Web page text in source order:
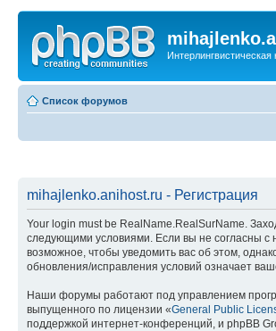
Список форумов
mihajlenko.anihost.ru - Регистрация
Your login must be RealName.RealSurName.
следующими условиями. Если вы не согласны с
возможное, чтобы уведомить вас об этом,
обновления/исправления условий означает
Наши форумы работают под управлением
выпущенного по лицензии «General Public
поддержкой интернет-конференций, и phpBB